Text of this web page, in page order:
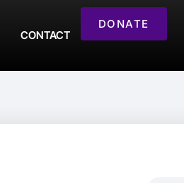
CONTACT
DONATE